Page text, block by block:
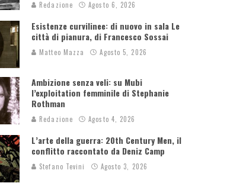
Redazione Agosto 6, 2026
Esistenze curvilinee: di nuovo in sala Le
città di pianura, di Francesco Sossai
Matteo Mazza Agosto 5, 2026
Ambizione senza veli: su Mubi
l’exploitation femminile di Stephanie
Rothman
Redazione Agosto 4, 2026
L’arte della guerra: 20th Century Men, il
conflitto raccontato da Deniz Camp
Stefano Tevini Agosto 3, 2026